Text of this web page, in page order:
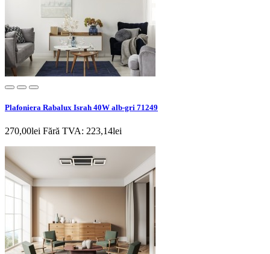
Plafoniera Rabalux Israh 40W alb-gri 71249
270,00lei Fără TVA: 223,14lei